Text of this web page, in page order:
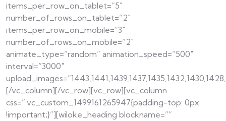
items_per_row_on_tablet=”5″
number_of_rows_on_tablet=”2″
items_per_row_on_mobile=”3″
number_of_rows_on_mobile=”2″
animate_type=”random” animation_speed=”500″
interval=”3000″
[/vc_column][/vc_row][vc_row][vc_column
css=”.vc_custom_1499161265947{padding-top: 0px
!important;}”][wiloke_heading blockname=””